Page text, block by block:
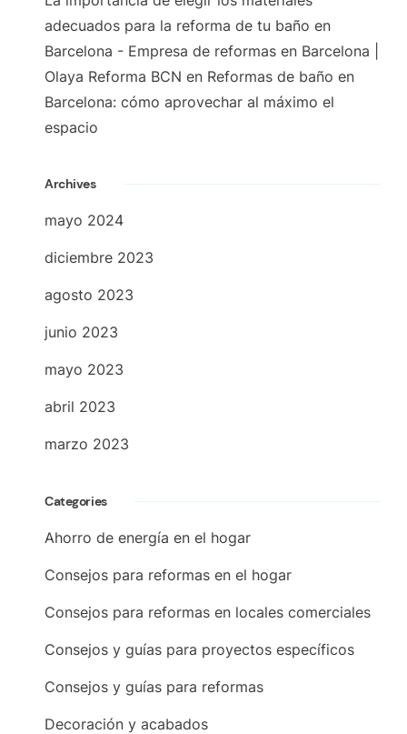
adecuados para la reforma de tu baño en
Barcelona - Empresa de reformas en Barcelona |
Olaya Reforma BCN en Reformas de baño en
Barcelona: cómo aprovechar al máximo el
espacio
Archives
mayo 2024
diciembre 2023
agosto 2023
junio 2023
mayo 2023
abril 2023
marzo 2023
Categories
Ahorro de energía en el hogar
Consejos para reformas en el hogar
Consejos para reformas en locales comerciales
Consejos y guías para proyectos específicos
Consejos y guías para reformas
Decoración y acabados